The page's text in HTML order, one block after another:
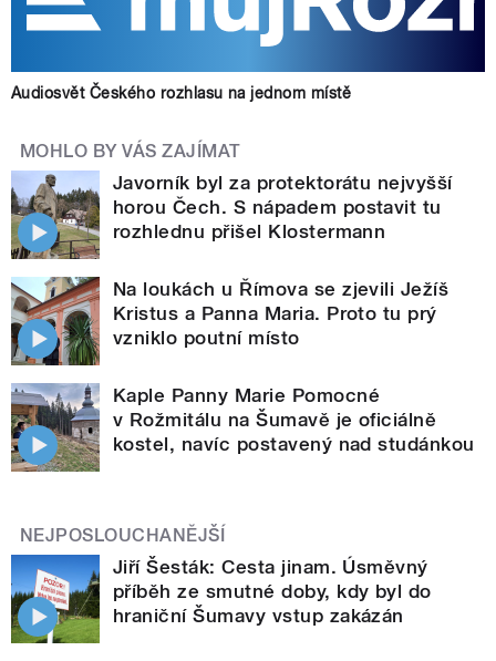
Audiosvět Českého rozhlasu na jednom místě
MOHLO BY VÁS ZAJÍMAT
Javorník byl za protektorátu nejvyšší
horou Čech. S nápadem postavit tu
rozhlednu přišel Klostermann
Na loukách u Římova se zjevili Ježíš
Kristus a Panna Maria. Proto tu prý
vzniklo poutní místo
Kaple Panny Marie Pomocné
v Rožmitálu na Šumavě je oficiálně
kostel, navíc postavený nad studánkou
NEJPOSLOUCHANĚJŠÍ
Jiří Šesták: Cesta jinam. Úsměvný
příběh ze smutné doby, kdy byl do
hraniční Šumavy vstup zakázán